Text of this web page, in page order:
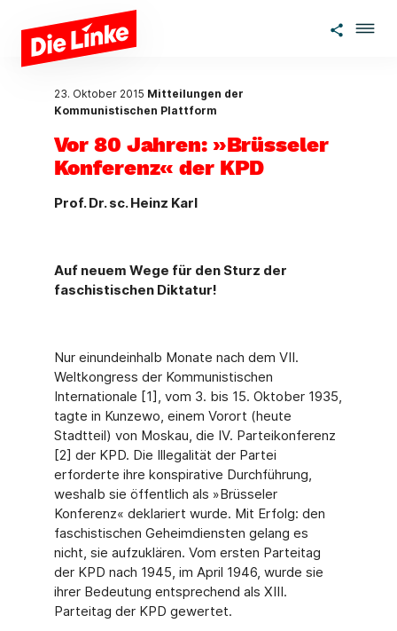
Zum Hauptinhalt springen
23. Oktober 2015 Mitteilungen der
Kommunistischen Plattform
Vor 80 Jahren: »Brüsseler
Konferenz« der KPD
Prof. Dr. sc. Heinz Karl
Auf neuem Wege für den Sturz der
faschistischen Diktatur!
Nur einundeinhalb Monate nach dem VII.
Weltkongress der Kommunistischen
Internationale [1], vom 3. bis 15. Oktober 1935,
tagte in Kunzewo, einem Vorort (heute
Stadtteil) von Moskau, die IV. Parteikonferenz
[2] der KPD. Die Illegalität der Partei
erforderte ihre konspirative Durchführung,
weshalb sie öffentlich als »Brüsseler
Konferenz« deklariert wurde. Mit Erfolg: den
faschistischen Geheimdiensten gelang es
nicht, sie aufzuklären. Vom ersten Parteitag
der KPD nach 1945, im April 1946, wurde sie
ihrer Bedeutung entsprechend als XIII.
Parteitag der KPD gewertet.